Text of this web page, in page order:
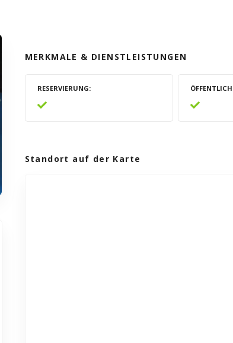
MERKMALE & DIENSTLEISTUNGEN
RESERVIERUNG
Standort auf der Karte